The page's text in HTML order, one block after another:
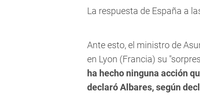
La respuesta de España a
Ante esto, el ministro de
en Lyon (Francia) su
ha hecho ninguna acción
declaró Albares, según